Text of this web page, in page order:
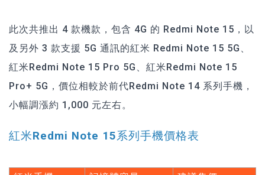
此次共推出 4 款機款，包含 4G 的 Redmi Note 15，以
及另外 3 款支援 5G 通訊的紅米 Redmi Note 15 5G、
紅米Redmi Note 15 Pro 5G、紅米Redmi Note 15
Pro+ 5G，價位相較於前代Redmi Note 14 系列手機，
小幅調漲約 1,000 元左右。
紅米Redmi Note 15系列手機價格表